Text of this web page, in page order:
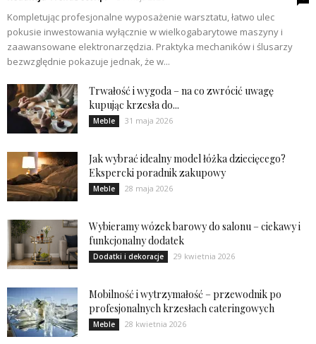
Kompletując profesjonalne wyposażenie warsztatu, łatwo ulec
pokusie inwestowania wyłącznie w wielkogabarytowe maszyny i
zaawansowane elektronarzędzia. Praktyka mechaników i ślusarzy
bezwzględnie pokazuje jednak, że w...
Trwałość i wygoda – na co zwrócić uwagę
kupując krzesła do...
Meble 31 maja 2026
Jak wybrać idealny model łóżka dziecięcego?
Ekspercki poradnik zakupowy
Meble 28 maja 2026
Wybieramy wózek barowy do salonu – ciekawy i
funkcjonalny dodatek
Dodatki i dekoracje 29 kwietnia 2026
Mobilność i wytrzymałość – przewodnik po
profesjonalnych krzesłach cateringowych
Meble 28 kwietnia 2026